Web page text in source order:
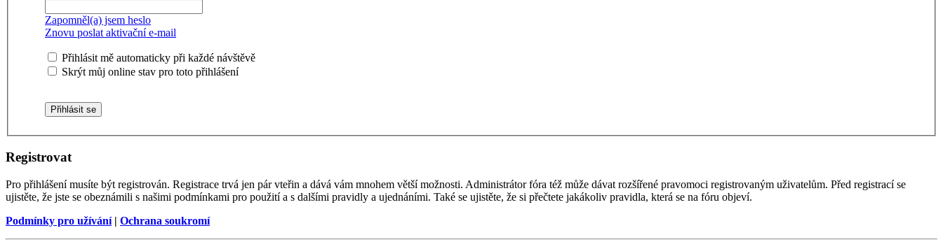
Zapomněl(a) jsem heslo
Znovu poslat aktivační e-mail
Přihlásit mě automaticky při každé návštěvě
Skrýt můj online stav pro toto přihlášení
Registrovat
Pro přihlášení musíte být registrován. Registrace trvá jen pár vteřin a dává vám mnohem větší možnosti. Administrátor fóra též může dávat rozšířené pravomoci registrovaným uživatelům. Před registrací se
ujistěte, že jste se obeznámili s našimi podmínkami pro použití a s dalšími pravidly a ujednáními. Také se ujistěte, že si přečtete jakákoliv pravidla, která se na fóru objeví.
Podmínky pro užívání| Ochrana soukromí